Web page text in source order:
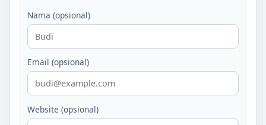
Nama (opsional)
Email (opsional)
Website (opsional)